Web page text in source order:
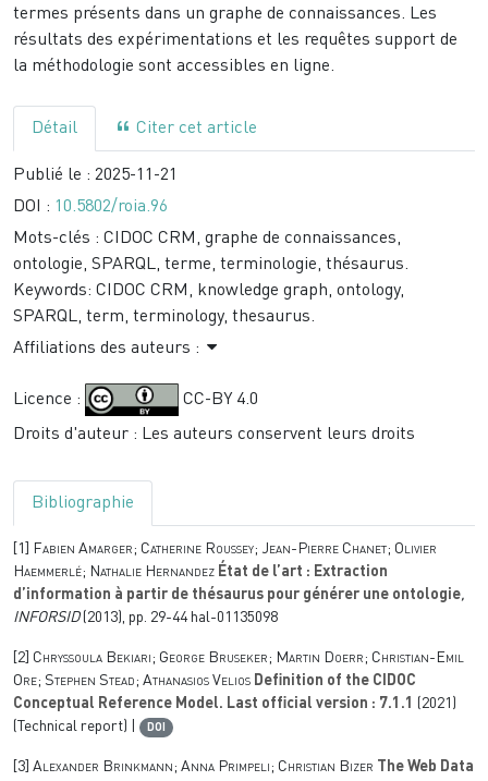
termes présents dans un graphe de connaissances. Les
résultats des expérimentations et les requêtes support de
la méthodologie sont accessibles en ligne.
Détail Citer cet article
Publié le : 2025-11-21
DOI : 10.5802/roia.96
Mots-clés : CIDOC CRM, graphe de connaissances,
ontologie, SPARQL, terme, terminologie, thésaurus.
Keywords: CIDOC CRM, knowledge graph, ontology,
SPARQL, term, terminology, thesaurus.
Affiliations des auteurs :
Licence : CC-BY 4.0
Droits d'auteur : Les auteurs conservent leurs droits
Bibliographie
[1]
Fabien Amarger; Catherine Roussey; Jean-Pierre Chanet; Olivier
Haemmerlé; Nathalie Hernandez État de l’art : Extraction
d’information à partir de thésaurus pour générer une ontologie,
INFORSID(2013), pp. 29-44 hal-01135098
[2] Chryssoula Bekiari; George Bruseker; Martin Doerr; Christian-Emil
Ore; Stephen Stead; Athanasios Velios Definition of the CIDOC
Conceptual Reference Model. Last official version : 7.1.1
(2021)
(Technical report) |
DOI
[3] Alexander Brinkmann; Anna Primpeli; Christian Bizer The Web Data